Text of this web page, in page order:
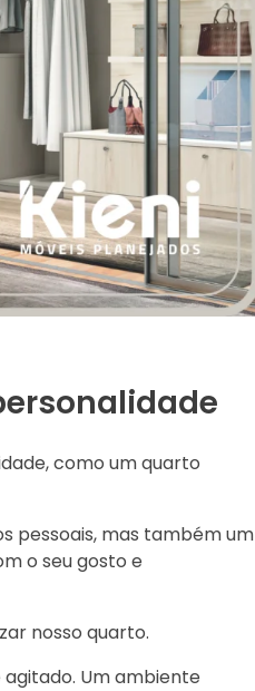
como um quarto
pessoais, mas também um
o seu gosto e
nosso quarto.
Um ambiente